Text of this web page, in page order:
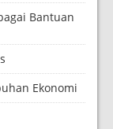
Bantuan
Ekonomi